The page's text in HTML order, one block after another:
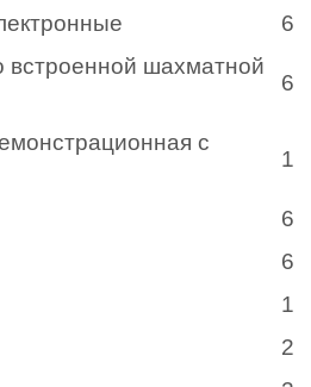
6
шахматной
6
с
1
6
6
1
2